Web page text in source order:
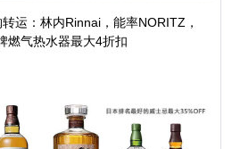
运：林内Rinnai，能率NORITZ，
燃气热水器最大4折扣